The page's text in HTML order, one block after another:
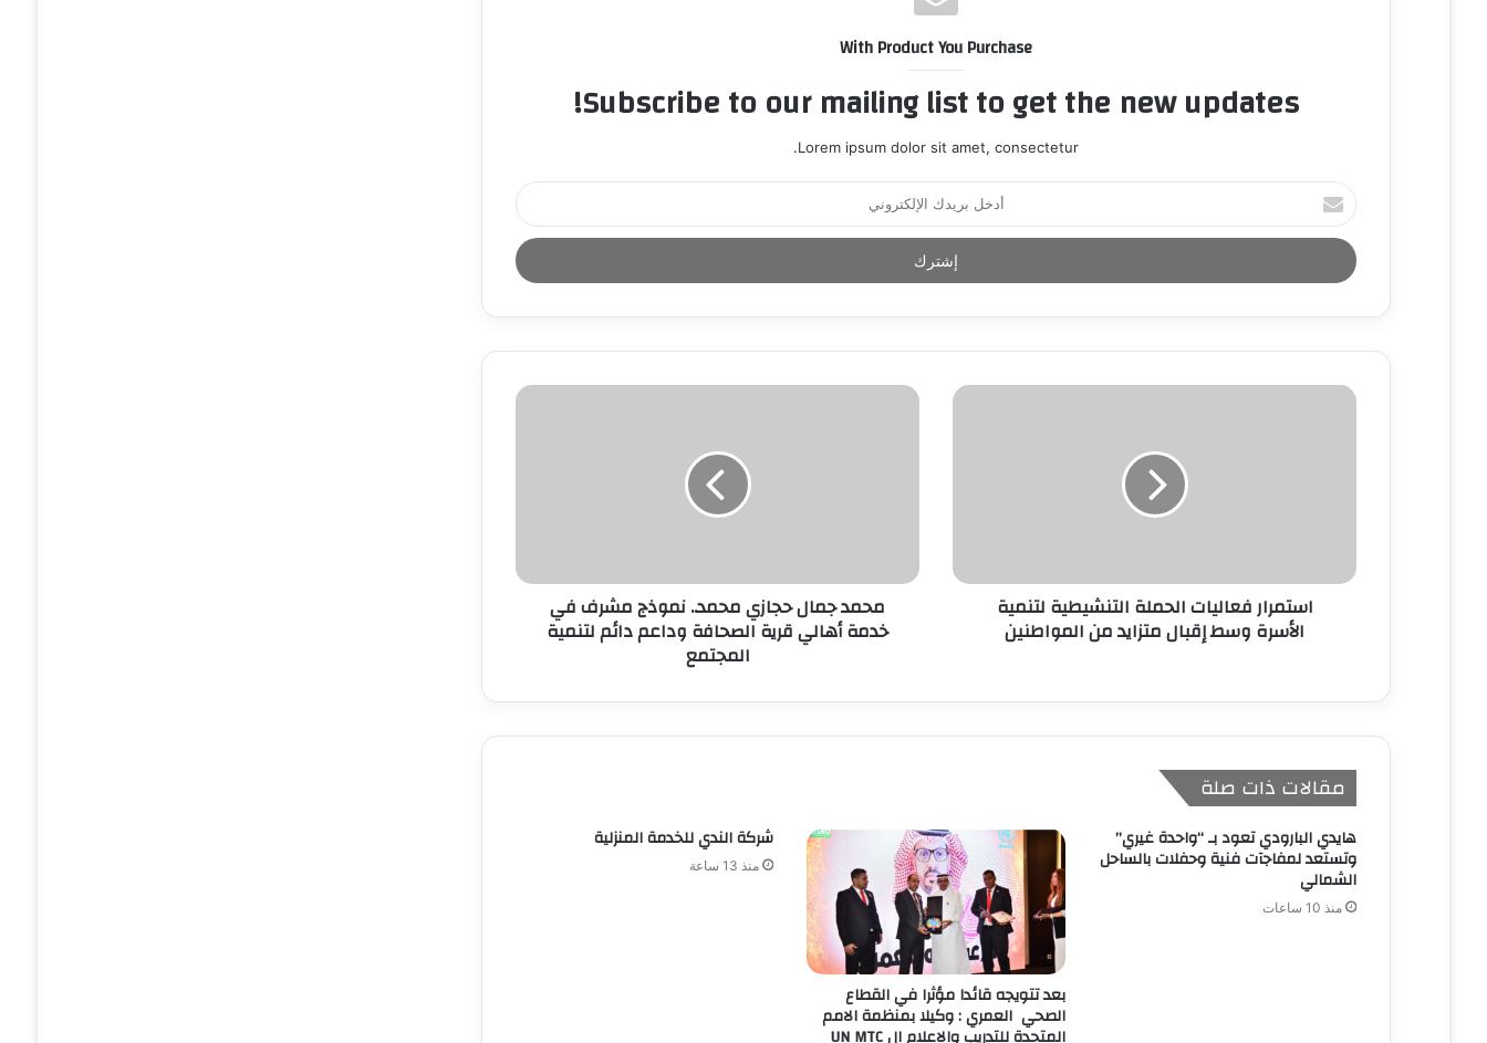
With Product You Purchase
Subscribe to our mailing list to get the new updates!
Lorem ipsum dolor sit amet, consectetur.
أ
د
خ
ل
د
ا
استمرار فعاليات الحملة التنشيطية لتنمية
الأسرة وسط إقبال متزايد من المواطنين
محمد جمال حجازي محمد.. نموذج مشرف في
خدمة أهالي قرية الصحافة وداعم دائم لتنمية
المجتمع
مقالات ذات صلة
هايدي البارودي تعود بـ “واحدة غيري”
وتستعد لمفاجآت فنية وحفلات بالساحل
الشمالي
منذ 10 ساعات
بعد تتويجه قائدا مؤثرا في القطاع
الصحي العمري : وكيلا بمنظمة الامم
شركة الندي للخدمة المنزلية
منذ 13 ساعة